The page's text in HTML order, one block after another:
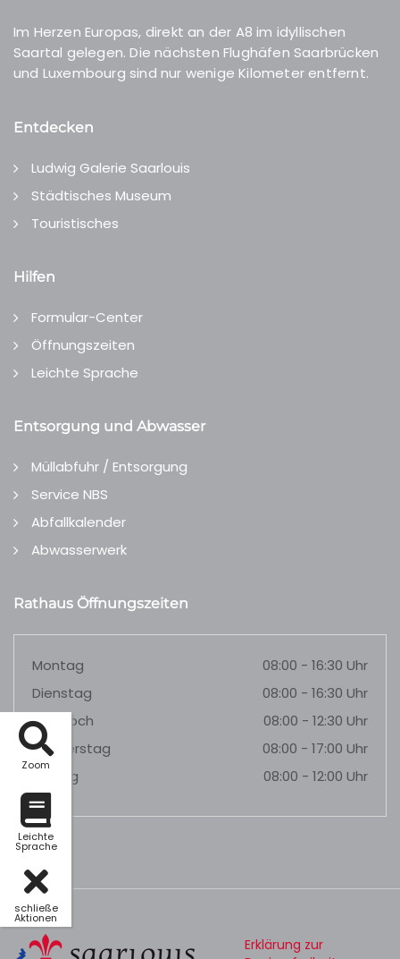
Zoom
Leichte
Sprache
schließe
Aktionen
Im Herzen Europas, direkt an der A8 im idyllischen
Saartal gelegen. Die nächsten Flughäfen Saarbrücken
und Luxembourg sind nur wenige Kilometer entfernt.
Entdecken
Ludwig Galerie Saarlouis
Städtisches Museum
Touristisches
Hilfen
Formular-Center
Öffnungszeiten
Leichte Sprache
Entsorgung und Abwasser
Müllabfuhr / Entsorgung
Service NBS
Abfallkalender
Abwasserwerk
Rathaus Öffnungszeiten
Montag
08:00 - 16:30 Uhr
Dienstag
08:00 - 16:30 Uhr
Mittwoch
08:00 - 12:30 Uhr
Donnerstag
08:00 - 17:00 Uhr
Freitag
08:00 - 12:00 Uhr
Erklärung zur